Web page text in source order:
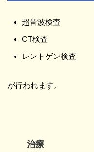
超音波検査
CT検査
レントゲン検査
が行われます。
治療